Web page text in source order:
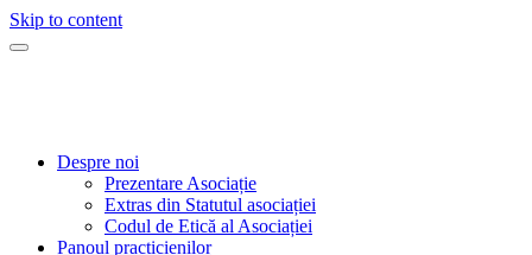
Skip to content
Despre noi
Prezentare Asociație
Extras din Statutul asociației
Codul de Etică al Asociației
Panoul practicienilor